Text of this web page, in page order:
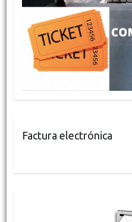
Factura electrónica